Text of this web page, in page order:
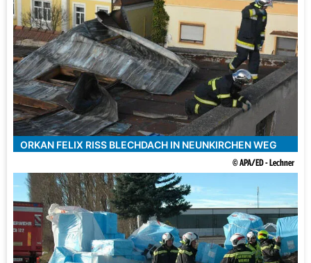
ORKAN FELIX RISS BLECHDACH IN NEUNKIRCHEN WEG
© APA/ED - Lechner